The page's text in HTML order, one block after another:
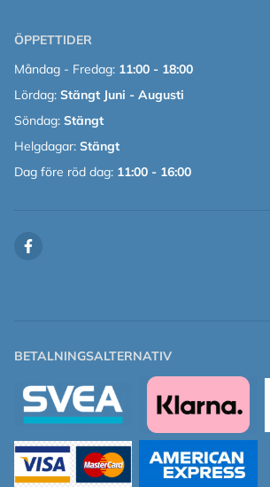
ÖPPETTIDER
Måndag - Fredag: 11:00 - 18:00
Lördag: Stängt Juni - Augusti
Söndag: Stängt
Helgdagar: Stängt
Dag före röd dag: 11:00 - 16:00
BETALNINGSALTERNATIV